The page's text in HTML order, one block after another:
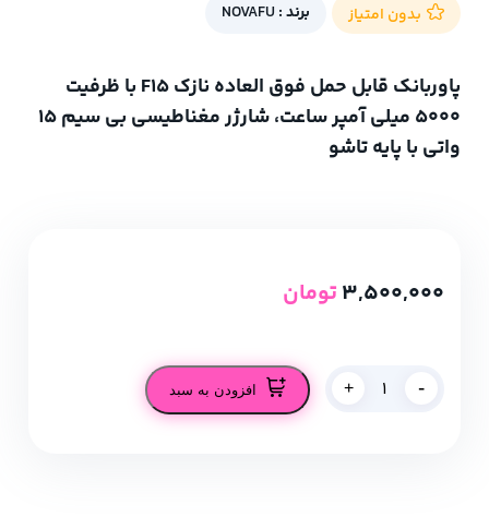
بدون امتیاز برند : NOVAFU
پاوربانک قابل حمل فوق العاده نازک F15 با ظرفیت
5000 میلی آمپر ساعت، شارژر مغناطیسی بی سیم 15
واتی با پایه تاشو
3,500,000تومان
-
+ افزودن به سبد